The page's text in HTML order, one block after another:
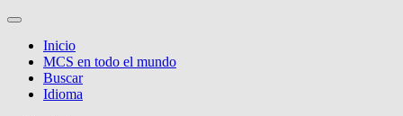
Inicio
MCS en todo el mundo
Buscar
Idioma